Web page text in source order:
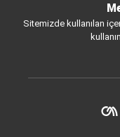
Sitemizde kullanılan